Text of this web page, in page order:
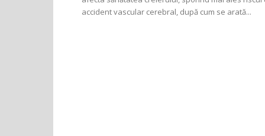
accident vascular cerebral, după cum se arată...